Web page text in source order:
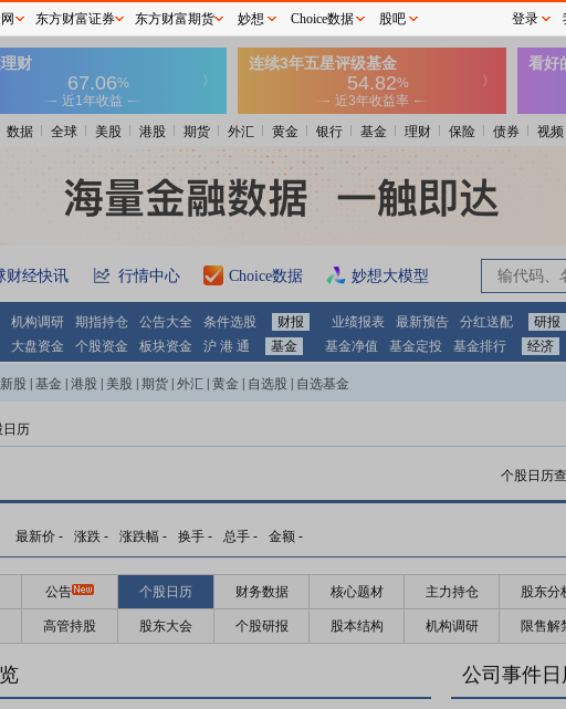
数据 全球 美股 港股 期货 外汇 黄金 银行 基金 理财 保险 债券 视频
财经快讯 行情中心 Choice数据 妙想大模型
机构调研 期指持仓 公告大全 条件选股 财报 业绩报表 最新预告 分红送配 研报
大盘资金 个股资金 板块资金 沪 港 通 基金 基金净值 基金定投 基金排行 经济
新股 基金 港股 美股 期货 外汇 黄金 自选股 自选基金
日历
个股日历
最新价 - 涨跌 - 涨跌幅 - 换手 - 总手 - 金额 -
公告 个股日历 财务数据 核心题材 主力持仓 股东分
高管持股 股东大会 个股研报 股本结构 机构调研 限售解
公司事件日
东方财富证券 东方财富期货 妙想 Choice数据 股吧 登录